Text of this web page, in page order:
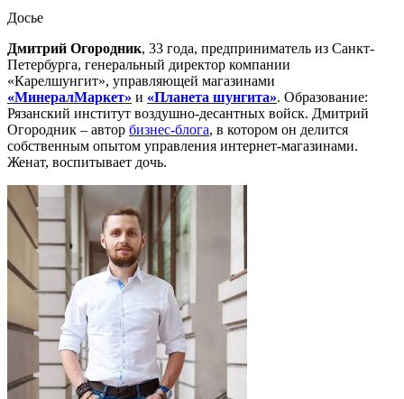
Досье
Дмитрий Огородник, 33 года, предприниматель из Санкт-
Петербурга, генеральный директор компании
«Карелшунгит», управляющей магазинами
«МинералМаркет» и «Планета шунгита». Образование:
Рязанский институт воздушно-десантных войск. Дмитрий
Огородник – автор бизнес-блога, в котором он делится
собственным опытом управления интернет-магазинами.
Женат, воспитывает дочь.